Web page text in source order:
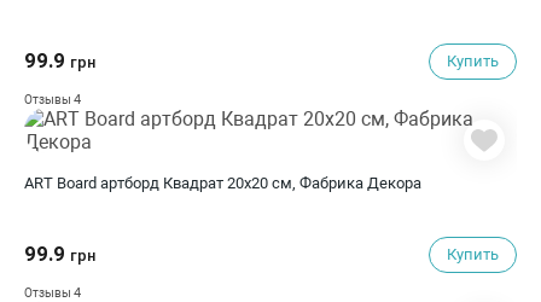
99.9 грн Купить
Отзывы 4
ART Board артборд Квадрат 20х20 см, Фабрика Декора
99.9 грн Купить
Отзывы 4